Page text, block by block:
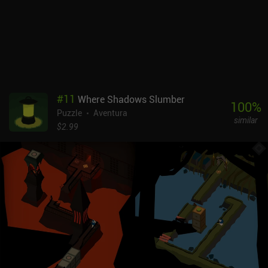
variedad suficiente para ser adictivo, sigue siendo desafiante y
divertido.
#11 Where Shadows Slumber
Puzzle
Aventura
$2.99
100%
similar